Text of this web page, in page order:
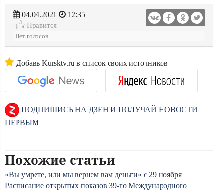
04.04.2021
12:35
Нравится
Нет голосов
Добавь Kursktv.ru в список своих источников
ПОДПИШИСЬ НА ДЗЕН И ПОЛУЧАЙ НОВОСТИ
ПЕРВЫМ
Похожие статьи
«Вы умрете, или мы вернем вам деньги» с 29 ноября
Расписание открытых показов 39-го Международного